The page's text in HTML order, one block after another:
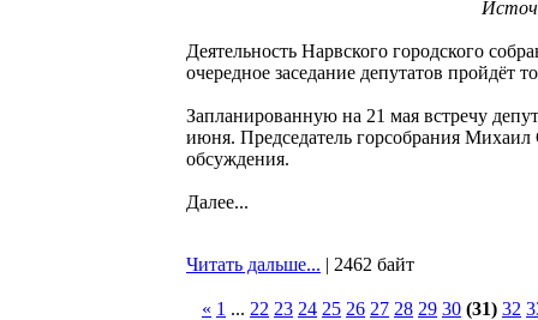
Деятельность Нарвского городского
очередное заседание депутатов пройдёт
Запланированную на 21 мая встречу
июня. Председатель горсобрания Михаил
обсуждения.
Далее...
Читать дальше... | 2462 байт
« 1 ... 22 23 24 25 26 27 28 29 30 (31) 32